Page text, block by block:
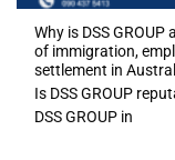
Why is DSS
of immigration,
settlement in
Is DSS GROUP
DSS GROUP in